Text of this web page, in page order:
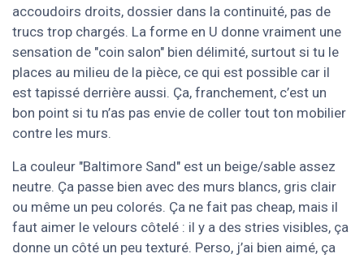
accoudoirs droits, dossier dans la continuité, pas de
trucs trop chargés. La forme en U donne vraiment une
sensation de "coin salon" bien délimité, surtout si tu le
places au milieu de la pièce, ce qui est possible car il
est tapissé derrière aussi. Ça, franchement, c’est un
bon point si tu n’as pas envie de coller tout ton mobilier
contre les murs.
La couleur "Baltimore Sand" est un beige/sable assez
neutre. Ça passe bien avec des murs blancs, gris clair
ou même un peu colorés. Ça ne fait pas cheap, mais il
faut aimer le velours côtelé : il y a des stries visibles, ça
donne un côté un peu texturé. Perso, j’ai bien aimé, ça